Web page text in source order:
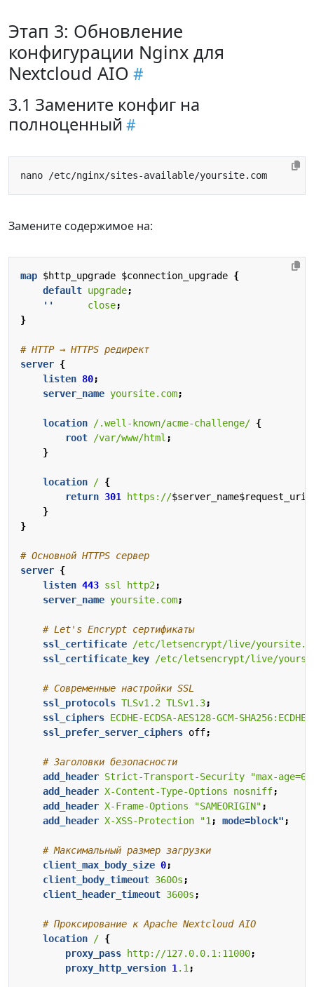
Этап 3: Обновление
конфигурации Nginx для
Nextcloud AIO
3.1 Замените конфиг на
полноценный
Замените содержимое на:
map $http_upgrade $connection_upgrade {
default upgrade;
''
close;
}
server {
listen 80;
server_name yoursite.com;
location /.well-known/acme-challenge/ {
root /var/www/html;
}
location / {
return 301 https://$server_name$request_uri
}
}
server {
listen 443 ssl http2;
server_name yoursite.com;
ssl_certificate /etc/letsencrypt/live/
ssl_certificate_key /etc/letsencrypt/live/
ssl_protocols TLSv1.2 TLSv1.3;
ssl_ciphers ECDHE-ECDSA-AES128-GCM-
ssl_prefer_server_ciphers off;
add_header Strict-Transport-Security
"max-
add_header X-Content-Type-Options nosniff;
add_header X-Frame-Options "SAMEORIGIN";
add_header X-XSS-Protection "1; mode=block";
client_max_body_size 0;
client_body_timeout 3600s;
client_header_timeout 3600s;
location / {
proxy_pass
http://127.0.0.1:11000;
proxy_http_version 1.1;